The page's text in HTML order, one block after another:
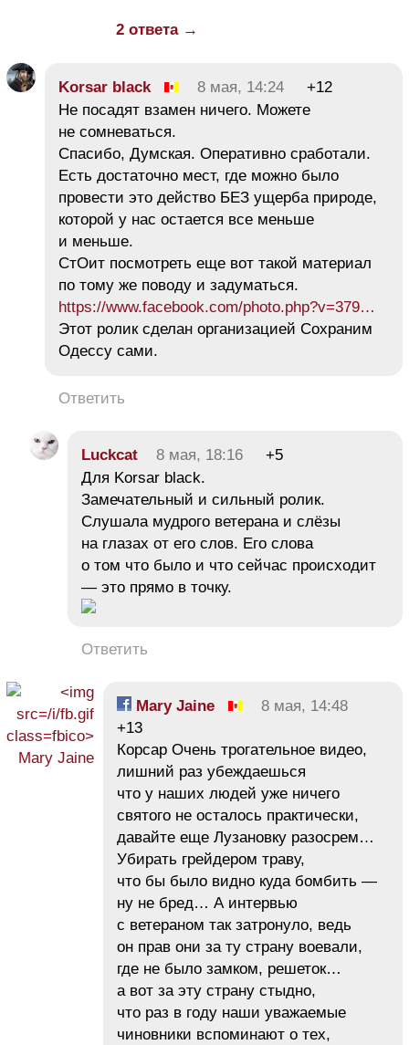
2 ответа →
Korsar black 8 мая, 14:24
+12
Не посадят взамен ничего. Можете
не сомневаться.
Спасибо, Думская. Оперативно сработали.
Есть достаточно мест, где можно было
провести это действо БЕЗ ущерба природе,
которой у нас остается все меньше
и меньше.
СтОит посмотреть еще вот такой материал
по тому же поводу и задуматься.
https://www.facebook.com/photo.php?v=379…
Этот ролик сделан организацией Сохраним
Одессу сами.
Ответить
Luckcat 8 мая, 18:16
+5
Для Korsar black.
Замечательный и сильный ролик.
Слушала мудрого ветерана и слёзы
на глазах от его слов. Его слова
о том что было и что сейчас происходит
— это прямо в точку.
Ответить
Mary Jaine
8 мая, 14:48
+13
Корсар Очень трогательное видео,
лишний раз убеждаешься
что у наших людей уже ничего
святого не осталось практически,
давайте еще Лузановку разосрем…
Убирать грейдером траву,
что бы было видно куда бомбить —
ну не бред… А интервью
с ветераном так затронуло, ведь
он прав они за ту страну воевали,
где не было замком, решеток…
а вот за эту страну стыдно,
что раз в году наши уважаемые
чиновники вспоминают о тех,